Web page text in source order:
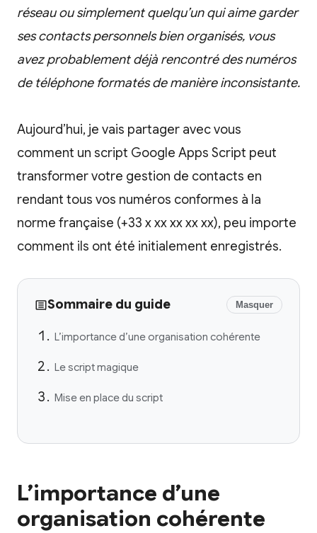
réseau ou simplement quelqu’un qui aime garder
ses contacts personnels bien organisés, vous
avez probablement déjà rencontré des numéros
de téléphone formatés de manière inconsistante.
Aujourd’hui, je vais partager avec vous
comment un script Google Apps Script peut
transformer votre gestion de contacts en
rendant tous vos numéros conformes à la
norme française (+33 x xx xx xx xx), peu importe
comment ils ont été initialement enregistrés.
Sommaire du guide Masquer
L’importance d’une organisation cohérente
Le script magique
Mise en place du script
L’importance d’une
organisation cohérente